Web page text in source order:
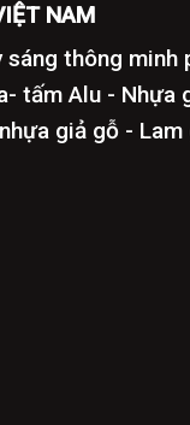
NAM
sáng thông minh
tấm Alu - Nhựa
giả gỗ - Lam